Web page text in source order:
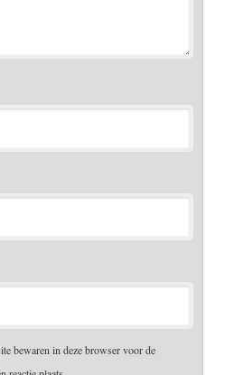
bewaren in deze browser voor de